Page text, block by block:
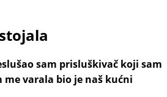
sam prisluškivač koji sam
varala bio je naš kućni